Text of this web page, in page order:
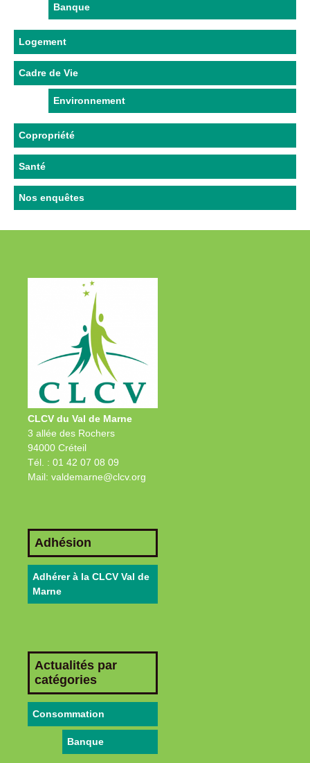
Banque
Logement
Cadre de Vie
Environnement
Copropriété
Santé
Nos enquêtes
CLCV du Val de Marne
3 allée des Rochers
94000 Créteil
Tél. : 01 42 07 08 09
Mail: valdemarne@clcv.org
Adhésion
Adhérer à la CLCV Val de
Marne
Actualités par
catégories
Consommation
Banque